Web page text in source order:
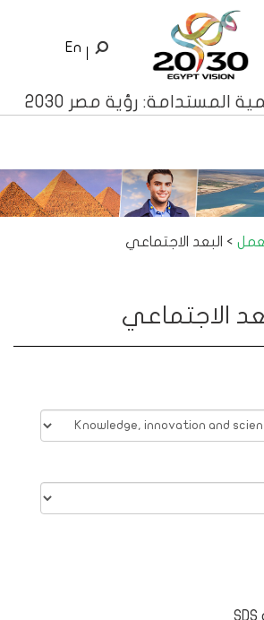
المستدامة: رؤية مصر 2030
En
> البعد الاجتماعي
الاجتماعي